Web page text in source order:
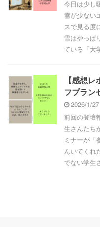
今日は少し
雪が少ない
スで見る度
雪はやっぱ
ている「大
【感想
フプラン
2026/1/27
前回の登壇
生さんたち
ミナーが「
んいてくれ
でない学生